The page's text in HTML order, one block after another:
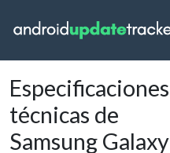
Especificaciones
técnicas de
Samsung Galaxy